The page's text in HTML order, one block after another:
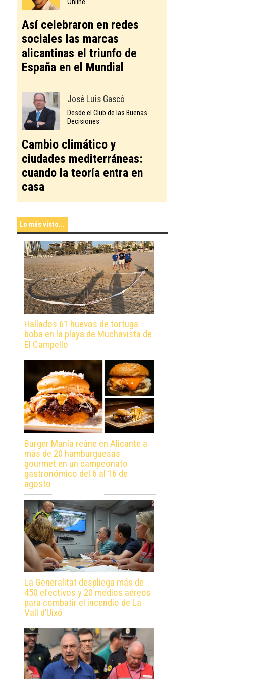
Online
Así celebraron en redes
sociales las marcas
alicantinas el triunfo de
España en el Mundial
José Luis Gascó
Desde el Club de las Buenas
Decisiones
Cambio climático y
ciudades mediterráneas:
cuando la teoría entra en
casa
Lo más visto...
Hallados 61 huevos de tortuga
boba en la playa de Muchavista de
El Campello
Burger Manía reúne en Alicante a
más de 20 hamburguesas
gourmet en un campeonato
gastronómico del 6 al 16 de
agosto
La Generalitat despliega más de
450 efectivos y 20 medios aéreos
para combatir el incendio de La
Vall d’Uixó